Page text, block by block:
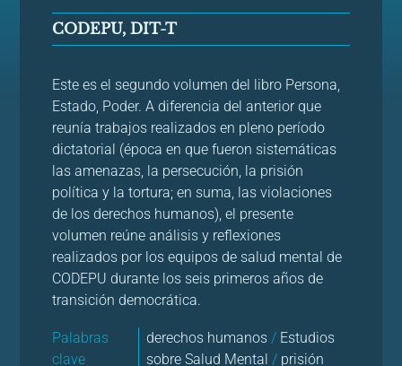
CODEPU, DIT-T
Este es el segundo volumen del libro Persona,
Estado, Poder. A diferencia del anterior que
reunía trabajos realizados en pleno período
dictatorial (época en que fueron sistemáticas
las amenazas, la persecución, la prisión
política y la tortura; en suma, las violaciones
de los derechos humanos), el presente
volumen reúne análisis y reflexiones
realizados por los equipos de salud mental de
CODEPU durante los seis primeros años de
transición democrática.
Palabras
clave
derechos humanos/ Estudios
sobre Salud Mental/ prisión